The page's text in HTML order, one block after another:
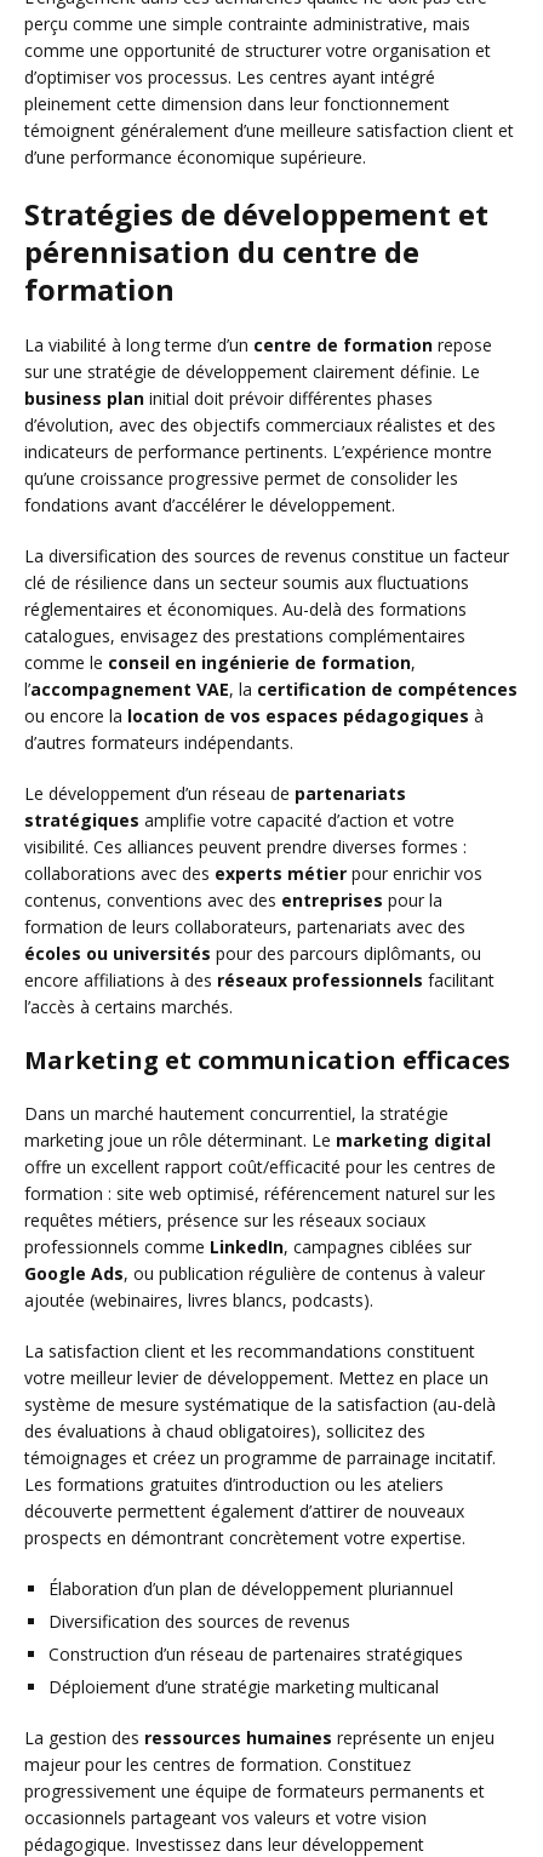
perçu comme une simple contrainte administrative, mais
comme une opportunité de structurer votre organisation et
d’optimiser vos processus. Les centres ayant intégré
pleinement cette dimension dans leur fonctionnement
témoignent généralement d’une meilleure satisfaction client et
d’une performance économique supérieure.
Stratégies de développement et
pérennisation du centre de
formation
La viabilité à long terme d’un centre de formation repose
sur une stratégie de développement clairement définie. Le
business plan initial doit prévoir différentes phases
d’évolution, avec des objectifs commerciaux réalistes et des
indicateurs de performance pertinents. L’expérience montre
qu’une croissance progressive permet de consolider les
fondations avant d’accélérer le développement.
La diversification des sources de revenus constitue un facteur
clé de résilience dans un secteur soumis aux fluctuations
réglementaires et économiques. Au-delà des formations
catalogues, envisagez des prestations complémentaires
comme le conseil en ingénierie de formation,
l’accompagnement VAE, la certification de compétences
ou encore la location de vos espaces pédagogiques à
d’autres formateurs indépendants.
Le développement d’un réseau de partenariats
stratégiques amplifie votre capacité d’action et votre
visibilité. Ces alliances peuvent prendre diverses formes :
collaborations avec des experts métier pour enrichir vos
contenus, conventions avec des entreprises pour la
formation de leurs collaborateurs, partenariats avec des
écoles ou universités pour des parcours diplômants, ou
encore affiliations à des réseaux professionnels facilitant
l’accès à certains marchés.
Marketing et communication efficaces
Dans un marché hautement concurrentiel, la stratégie
marketing joue un rôle déterminant. Le marketing digital
offre un excellent rapport coût/efficacité pour les centres de
formation : site web optimisé, référencement naturel sur les
requêtes métiers, présence sur les réseaux sociaux
professionnels comme LinkedIn, campagnes ciblées sur
Google Ads, ou publication régulière de contenus à valeur
ajoutée (webinaires, livres blancs, podcasts).
La satisfaction client et les recommandations constituent
votre meilleur levier de développement. Mettez en place un
système de mesure systématique de la satisfaction (au-delà
des évaluations à chaud obligatoires), sollicitez des
témoignages et créez un programme de parrainage incitatif.
Les formations gratuites d’introduction ou les ateliers
découverte permettent également d’attirer de nouveaux
prospects en démontrant concrètement votre expertise.
Élaboration d’un plan de développement pluriannuel
Diversification des sources de revenus
Construction d’un réseau de partenaires stratégiques
Déploiement d’une stratégie marketing multicanal
La gestion des ressources humaines représente un enjeu
majeur pour les centres de formation. Constituez
progressivement une équipe de formateurs permanents et
occasionnels partageant vos valeurs et votre vision
pédagogique. Investissez dans leur développement